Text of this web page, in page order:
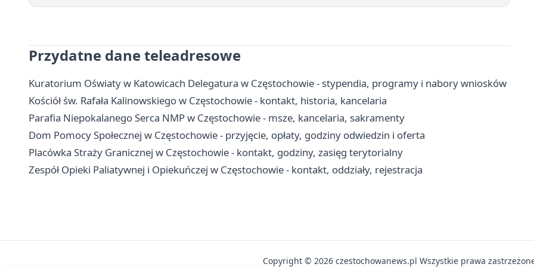
Przydatne dane teleadresowe
Kuratorium Oświaty w Katowicach Delegatura w Częstochowie - stypendia, programy i nabory wniosków
Kościół św. Rafała Kalinowskiego w Częstochowie - kontakt, historia, kancelaria
Parafia Niepokalanego Serca NMP w Częstochowie - msze, kancelaria, sakramenty
Dom Pomocy Społecznej w Częstochowie - przyjęcie, opłaty, godziny odwiedzin i oferta
Placówka Straży Granicznej w Częstochowie - kontakt, godziny, zasięg terytorialny
Zespół Opieki Paliatywnej i Opiekuńczej w Częstochowie - kontakt, oddziały, rejestracja
Copyright © 2026 czestochowanews.pl Wszystkie prawa